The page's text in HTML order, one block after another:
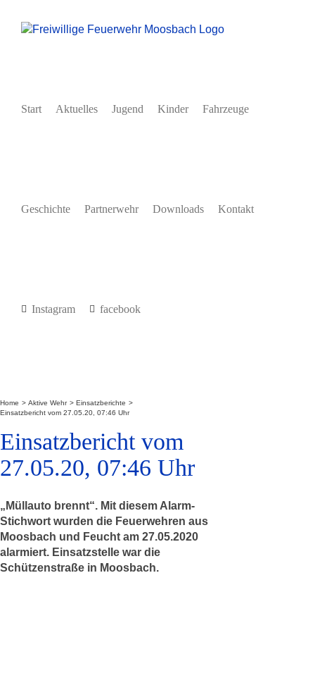
Inhalt
Start Aktuelles Jugend Kinder Fahrzeuge
Geschichte Partnerwehr Downloads Kontakt
Instagram facebook
Home Aktive Wehr
Einsatzberichte
Einsatzbericht vom 27.05.20, 07:46 Uhr
Einsatzbericht vom
27.05.20, 07:46 Uhr
„Müllauto brennt“. Mit diesem Alarm-
Stichwort wurden die Feuerwehren aus
Moosbach und Feucht am 27.05.2020
alarmiert. Einsatzstelle war die
Schützenstraße in Moosbach.